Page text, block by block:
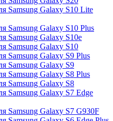
Samsung Galaxy S10 Lite
Samsung Galaxy S10 Plus
Samsung Galaxy S10e
Samsung Galaxy S10
Samsung Galaxy S9 Plus
Samsung Galaxy S9
Samsung Galaxy S8 Plus
Samsung Galaxy S8
Samsung Galaxy S7 Edge
Samsung Galaxy S7 G930F